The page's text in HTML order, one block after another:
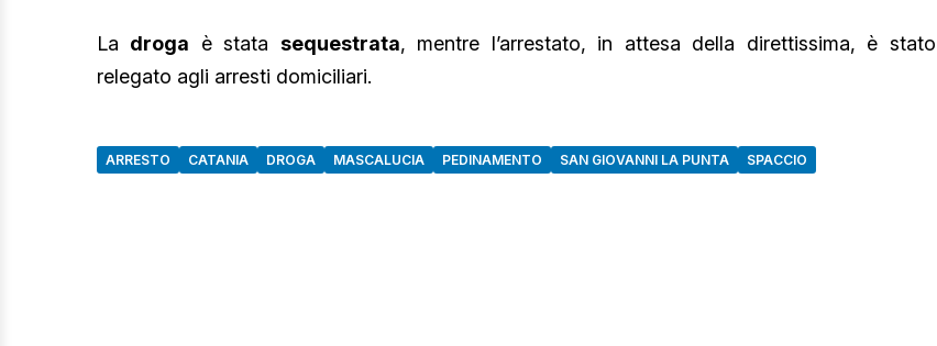
La droga è stata sequestrata, mentre l’arrestato, in attesa della direttissima, è stato
relegato agli arresti domiciliari.
ARRESTO CATANIA DROGA MASCALUCIA PEDINAMENTO SAN GIOVANNI LA PUNTA SPACCIO